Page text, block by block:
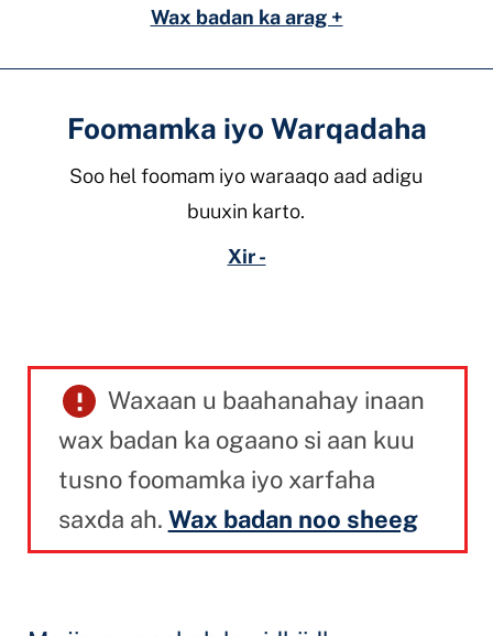
Wax badan ka arag +
Foomamka iyo Warqadaha
Soo hel foomam iyo waraaqo aad adigu
buuxin karto.
Xir -
Waxaan u baahanahay inaan
wax badan ka ogaano si aan kuu
tusno foomamka iyo xarfaha
saxda ah. Wax badan noo sheeg